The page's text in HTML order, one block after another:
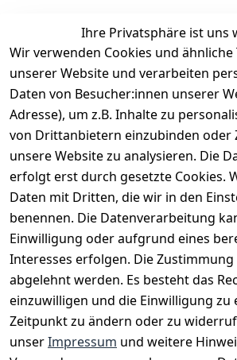
EU-Verantwortliche Person -
Ihre Privatsphäre ist uns
Wir verwenden Cookies und
unserer Website und verarbeiten
Daten von Besucher:innen unserer
Adresse), um z.B. Inhalte zu
von Drittanbietern einzubinden oder
unsere Website zu analysieren. Die
erfolgt erst durch gesetzte Cookies.
Daten mit Dritten, die wir in den
benennen. Die Datenverarbeitung
Einwilligung oder aufgrund eines
Interesses erfolgen. Die
abgelehnt werden. Es besteht das
einzuwilligen und die Einwilligung zu
Zeitpunkt zu ändern oder zu
unserImpressum und weitere
Rechtliches
AGB
Impressum
Datenschutze
rklärung
Services
Kontakt
Registrieren
Katalog
n
PayPal